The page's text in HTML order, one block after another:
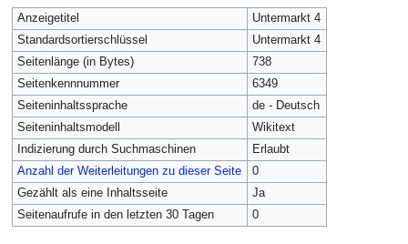
springen
springen
Anzeigetitel
Untermarkt 4
Standardsortierschlüssel
Untermarkt 4
Seitenlänge (in Bytes)
738
Seitenkennnummer
6349
Seiteninhaltssprache
de - Deutsch
Seiteninhaltsmodell
Wikitext
Indizierung durch Suchmaschinen
Erlaubt
Anzahl der Weiterleitungen zu dieser Seite
0
Gezählt als eine Inhaltsseite
Ja
Seitenaufrufe in den letzten 30 Tagen
0